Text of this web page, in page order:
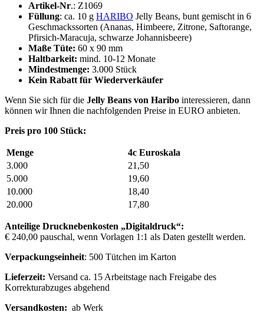
Artikel-Nr.: Z1069
Füllung: ca. 10 g HARIBO Jelly Beans, bunt gemischt in 6
Geschmackssorten (Ananas, Himbeere, Zitrone, Saftorange,
Pfirsich-Maracuja, schwarze Johannisbeere)
Maße Tüte: 60 x 90 mm
Haltbarkeit: mind. 10-12 Monate
Mindestmenge: 3.000 Stück
Kein Rabatt für Wiederverkäufer
Wenn Sie sich für die Jelly Beans von Haribo interessieren, dann
können wir Ihnen die nachfolgenden Preise in EURO anbieten.
Preis pro 100 Stück:
Menge
4c Euroskala
3.000
21,50
5.000
19,60
10.000
18,40
20.000
17,80
Anteilige Drucknebenkosten „Digitaldruck“:
€ 240,00 pauschal, wenn Vorlagen 1:1 als Daten gestellt werden.
Verpackungseinheit: 500 Tütchen im Karton
Lieferzeit: Versand ca. 15 Arbeitstage nach Freigabe des
Korrekturabzuges abgehend
Versandkosten: ab Werk